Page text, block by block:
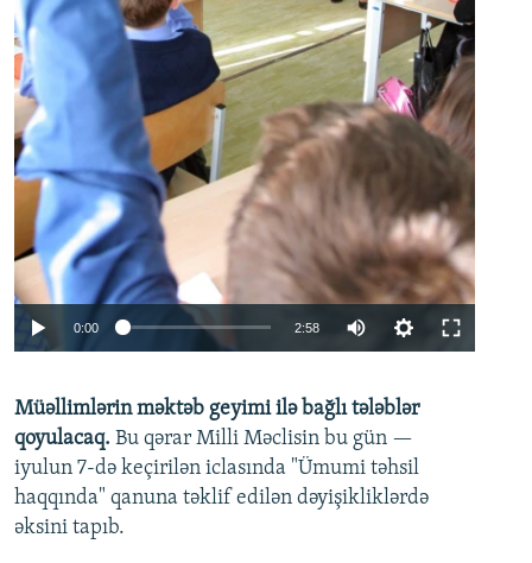
0:00 2:58
360p
480p
720p
Müəllimlərin məktəb geyimi ilə bağlı tələblər
qoyulacaq. Bu qərar Milli Məclisin bu gün —
iyulun 7-də keçirilən iclasında "Ümumi təhsil
haqqında" qanuna təklif edilən dəyişikliklərdə
əksini tapıb.